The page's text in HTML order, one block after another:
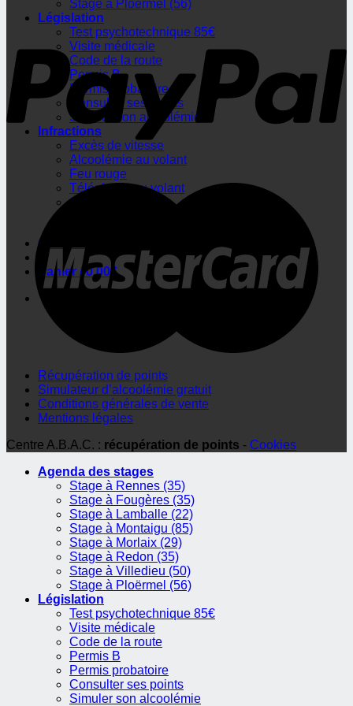
Stage à Ploërmel (56)
Législation
Test psychotechnique 85€
Visite médicale
Code de la route
Permis B
Permis probatoire
Consulter ses points
Simuler son alcoolémie
Infractions
Excès de vitesse
Alcoolémie au volant
Feu rouge
Téléphone au volant
Stupéfiants
Connexion
Panier /0,00€
Récupération de points
Simulateur d’alcoolémie gratuit
Conditions générales de vente
Mentions légales
Centre A.B.A.C. : récupération de points - Cookies
Agenda des stages
Stage à Rennes (35)
Stage à Fougères (35)
Stage à Lamballe (22)
Stage à Montaigu (85)
Stage à Morlaix (29)
Stage à Redon (35)
Stage à Villedieu (50)
Stage à Ploërmel (56)
Législation
Test psychotechnique 85€
Visite médicale
Code de la route
Permis B
Permis probatoire
Consulter ses points
Simuler son alcoolémie